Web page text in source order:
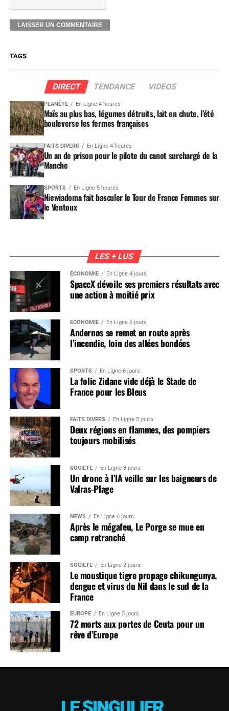
TAGS
DIRECT TENDANCE VIDEOS
PLANÈTE En Ligne 4 heures
Maïs au plus bas, légumes détruits, lait en chute, l’été
bouleverse les fermes françaises
FAITS DIVERS En Ligne 4 heures
Un an de prison pour le pilote du canot surchargé de la
Manche
SPORTS En Ligne 5 heures
Niewiadoma fait basculer le Tour de France Femmes sur
le Ventoux
LES + LUS
ÉCONOMIE En Ligne 4 jours
SpaceX dévoile ses premiers résultats avec
une action à moitié prix
ÉCONOMIE En Ligne 6 jours
Andernos se remet en route après
l’incendie, loin des allées bondées
SPORTS En Ligne 6 jours
La folie Zidane vide déjà le Stade de
France pour les Bleus
FAITS DIVERS En Ligne 5 jours
Deux régions en flammes, des pompiers
toujours mobilisés
SOCIÉTÉ En Ligne 3 jours
Un drone à l’IA veille sur les baigneurs de
Valras-Plage
NEWS En Ligne 6 jours
Après le mégafeu, Le Porge se mue en
camp retranché
SOCIÉTÉ En Ligne 2 jours
Le moustique tigre propage chikungunya,
dengue et virus du Nil dans le sud de la
France
EUROPE En Ligne 5 jours
72 morts aux portes de Ceuta pour un
rêve d’Europe